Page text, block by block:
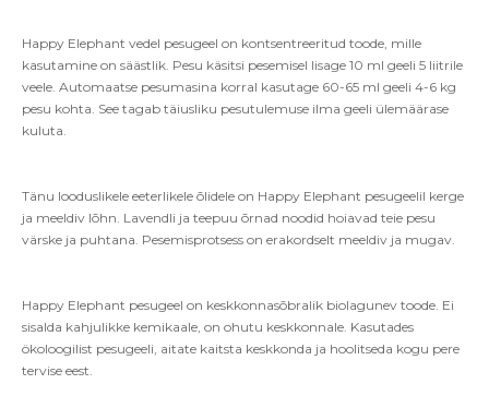
Happy Elephant vedel pesugeel on kontsentreeritud toode, mille
kasutamine on säästlik. Pesu käsitsi pesemisel lisage 10 ml geeli 5 liitrile
veele. Automaatse pesumasina korral kasutage 60-65 ml geeli 4-6 kg
pesu kohta. See tagab täiusliku pesutulemuse ilma geeli ülemäärase
kuluta.
Tänu looduslikele eeterlikele õlidele on Happy Elephant pesugeelil kerge
ja meeldiv lõhn. Lavendli ja teepuu õrnad noodid hoiavad teie pesu
värske ja puhtana. Pesemisprotsess on erakordselt meeldiv ja mugav.
Happy Elephant pesugeel on keskkonnasõbralik biolagunev toode. Ei
sisalda kahjulikke kemikaale, on ohutu keskkonnale. Kasutades
ökoloogilist pesugeeli, aitate kaitsta keskkonda ja hoolitseda kogu pere
tervise eest.